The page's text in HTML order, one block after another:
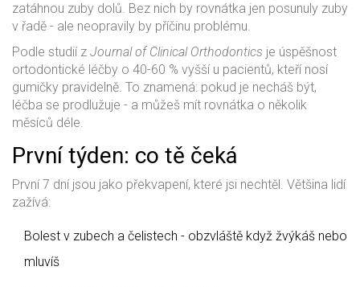
zatáhnou zuby dolů. Bez nich by rovnátka jen posunuly zuby
v řadě - ale neopravily by příčinu problému.
Podle studií z Journal of Clinical Orthodontics je úspěšnost
ortodontické léčby o 40-60 % vyšší u pacientů, kteří nosí
gumičky pravidelně. To znamená: pokud je necháš být,
léčba se prodlužuje - a můžeš mít rovnátka o několik
měsíců déle.
První týden: co tě čeká
První 7 dní jsou jako překvapení, které jsi nechtěl. Většina lidí
zažívá:
Bolest v zubech a čelistech - obzvláště když žvýkáš nebo
mluvíš